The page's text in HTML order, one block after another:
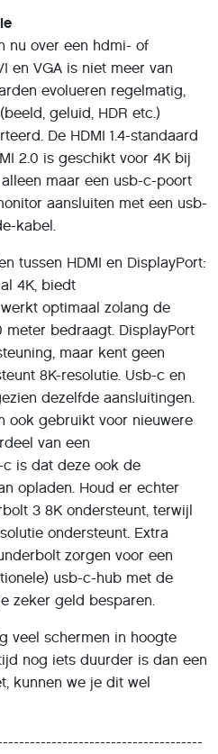
nu over een hdmi- of
en VGA is niet meer van
evolueren regelmatig,
geluid, HDR etc.)
De HDMI 1.4-standaard
2.0 is geschikt voor 4K bij
maar een usb-c-poort
aansluiten met een usb-
kabel.
tussen HDMI en DisplayPort:
4K, biedt
optimaal zolang de
meter bedraagt. DisplayPort
maar kent geen
8K-resolutie. Usb-c en
dezelfde aansluitingen.
ook gebruikt voor nieuwere
van een
is dat deze ook de
opladen. Houd er echter
3 8K ondersteunt, terwijl
ondersteunt. Extra
zorgen voor een
usb-c-hub met de
zeker geld besparen.
veel schermen in hoogte
nog iets duurder is dan een
kunnen we je dit wel